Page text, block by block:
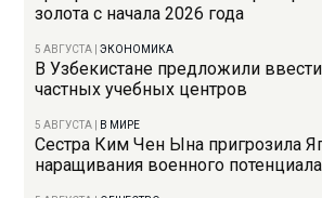
золота с начала 2026 года
5 АВГУСТА |ЭКОНОМИКА
В Узбекистане предложили
частных учебных центров
5 АВГУСТА В МИРЕ
Сестра Ким Чен Ына пригрозила
наращивания военного потенциала